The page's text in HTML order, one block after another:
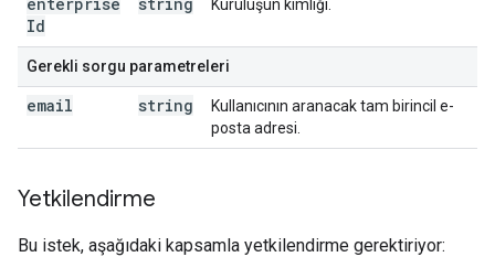
Id
Kuruluşun kimliği.
Gerekli sorgu parametreleri
email string
Kullanıcının aranacak tam birincil e-
posta adresi.
Yetkilendirme
Bu istek, aşağıdaki kapsamla yetkilendirme gerektiriyor: